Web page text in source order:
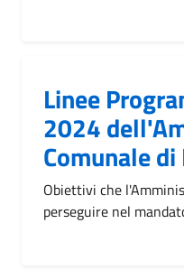
Linee
2024
Comunale
Obiettivi che
perseguire nel